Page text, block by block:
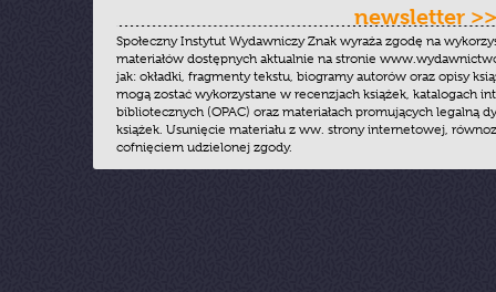
newsletter >>
Społeczny Instytut Wydawniczy Znak wyraża zgodę na
materiałów dostępnych aktualnie na stronie
jak: okładki, fragmenty tekstu, biogramy autorów oraz opisy
mogą zostać wykorzystane w recenzjach książek, katalogach
bibliotecznych (OPAC) oraz materiałach promujących legalną
książek. Usunięcie materiału z ww. strony internetowej,
cofnięciem udzielonej zgody.